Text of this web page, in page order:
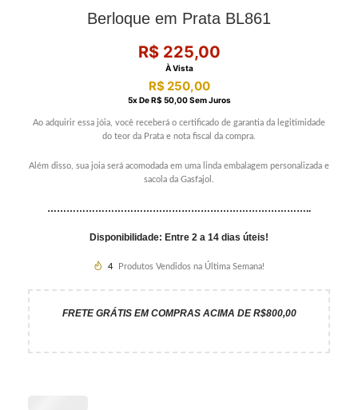
Berloque em Prata BL861
R$225,00
À Vista
R$250,00
5X DeR$ 50,00Sem Juros
Ao adquirir essa jóia, você receberá o certificado de garantia da legitimidade
do teor da Prata e nota fiscal da compra.
Além disso, sua joia será acomodada em uma linda embalagem personalizada e
sacola da Gasfajol.
………………………………………………………………………..
Disponibilidade: Entre 2 a 14 dias úteis!
4 Produtos Vendidos na Última Semana!
FRETE GRÁTIS EM COMPRAS ACIMA DE R$800,00